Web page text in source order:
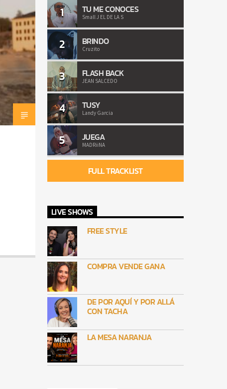
1 TU ME CONOCES
Small J EL DE LA S
2 BRINDO
Cruzito
3 FLASH BACK
JEAN SALCEDO
4 TUSY
Landy Garcia
5 JUEGA
MADRiiNA
FULL TRACKLIST
LIVE SHOWS
FREE STYLE
COMPRA VENDE GANA
DE POR AQUÍ Y POR ALLÁ
CON TACHA
LA MESA NARANJA